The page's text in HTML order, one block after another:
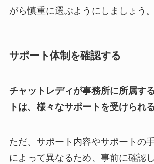
がら慎重に選ぶようにしましょう。
サポート体制を確認する
チャットレディが事務所に所属す
トは、様々なサポートを受けられ
ただ、サポート内容やサポートの
によって異なるため、事前に確認